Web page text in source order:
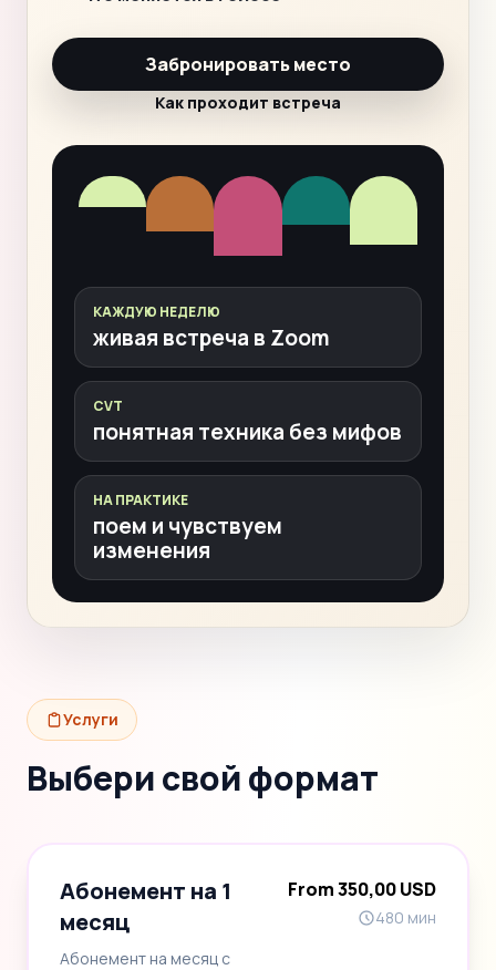
Забронировать место
Как проходит встреча
КАЖДУЮ НЕДЕЛЮ
живая встреча в Zoom
CVT
понятная техника без мифов
НА ПРАКТИКЕ
поем и чувствуем
изменения
Услуги
Выбери свой формат
Абонемент на 1
месяц
Абонемент на месяц с
From 350,00 USD
480 мин